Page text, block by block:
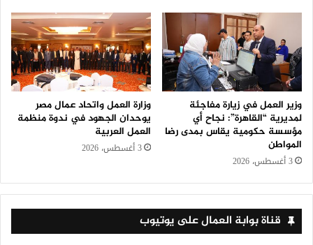
وزير العمل في زيارة مفاجئة
لمديرية “القاهرة”: نجاح أي
مؤسسة حكومية يقاس بمدى رضا
المواطن
3 أغسطس، 2026
وزارة العمل واتحاد عمال مصر
يوحدان الجهود في ندوة منظمة
العمل العربية
3 أغسطس، 2026
قناة بوابة العمال على يوتيوب